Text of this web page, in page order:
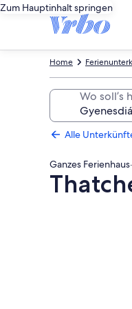
Zum Hauptinhalt springen
Home
Wo soll’s
Alle
Ganzes Ferienhaus·